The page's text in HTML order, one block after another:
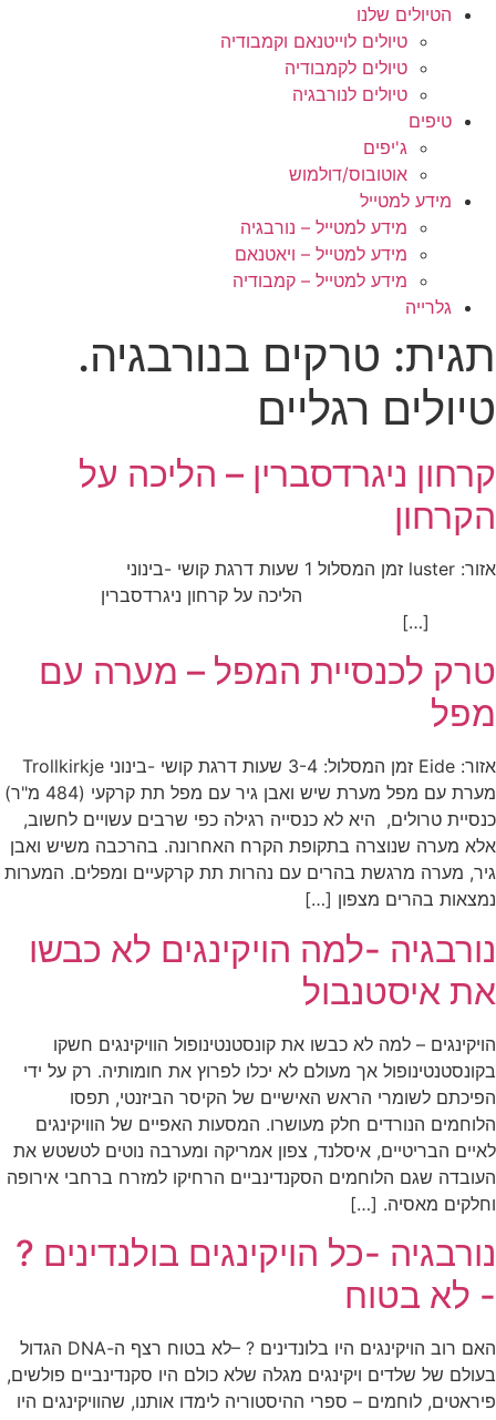
הטיולים שלנו
טיולים לוייטנאם וקמבודיה
טיולים לקמבודיה
טיולים לנורבגיה
טיפים
ג'יפים
אוטובוס/דולמוש
מידע למטייל
מידע למטייל – נורבגיה
מידע למטייל – ויאטנאם
מידע למטייל – קמבודיה
גלרייה
תגית: טרקים בנורבגיה.
טיולים רגליים
קרחון ניגרדסברין – הליכה על
הקרחון
אזור: luster זמן המסלול 1 שעות דרגת קושי -בינוני
הליכה על קרחון ניגרדסברין
[…]
טרק לכנסיית המפל – מערה עם
מפל
אזור: Eide זמן המסלול: 3-4 שעות דרגת קושי -בינוני Trollkirkje
מערת עם מפל מערת שיש ואבן גיר עם מפל תת קרקעי (484 מ"ר)
כנסיית טרולים, היא לא כנסייה רגילה כפי שרבים עשויים לחשוב,
אלא מערה שנוצרה בתקופת הקרח האחרונה. בהרכבה משיש ואבן
גיר, מערה מרגשת בהרים עם נהרות תת קרקעיים ומפלים. המערות
נמצאות בהרים מצפון […]
נורבגיה -למה הויקינגים לא כבשו
את איסטנבול
הויקינגים – למה לא כבשו את קונסטנטינופול הוויקינגים חשקו
בקונסטנטינופול אך מעולם לא יכלו לפרוץ את חומותיה. רק על ידי
הפיכתם לשומרי הראש האישיים של הקיסר הביזנטי, תפסו
הלוחמים הנורדים חלק מעושרו. המסעות האפיים של הוויקינגים
לאיים הבריטיים, איסלנד, צפון אמריקה ומערבה נוטים לטשטש את
העובדה שגם הלוחמים הסקנדינביים הרחיקו למזרח ברחבי אירופה
וחלקים מאסיה. […]
נורבגיה -כל הויקינגים בולנדינים ?
- לא בטוח
האם רוב הויקינגים היו בלונדינים ? –לא בטוח רצף ה-DNA הגדול
בעולם של שלדים ויקינגים מגלה שלא כולם היו סקנדינביים פולשים,
פיראטים, לוחמים – ספרי ההיסטוריה לימדו אותנו, שהוויקינגים היו